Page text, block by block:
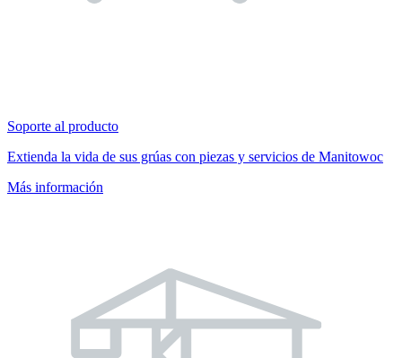
Soporte al producto
Extienda la vida de sus grúas con piezas y servicios de Manitowoc
Más información